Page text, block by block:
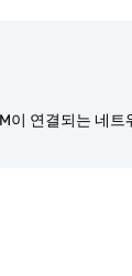
이 연결되는 네트